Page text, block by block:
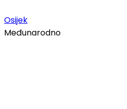
Osijek
Međunarodno